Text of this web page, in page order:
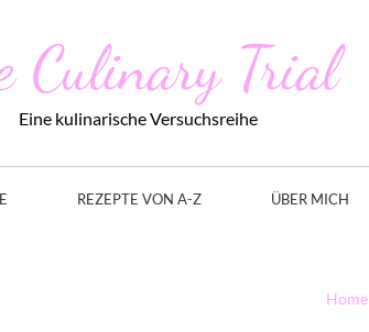
Culinary Trial
Eine kulinarische Versuchsreihe
REZEPTE VON A-Z ÜBER MICH
Home